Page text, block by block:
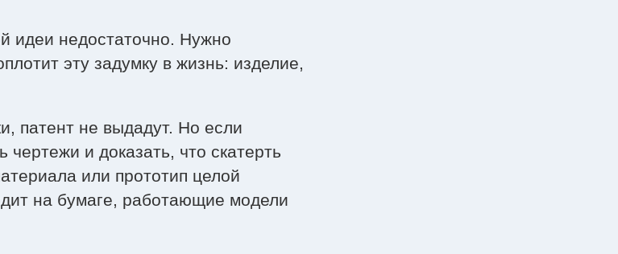
идеи недостаточно. Нужно
эту задумку в жизнь: изделие,
патент не выдадут. Но если
чертежи и доказать, что скатерть
или прототип целой
на бумаге, работающие модели